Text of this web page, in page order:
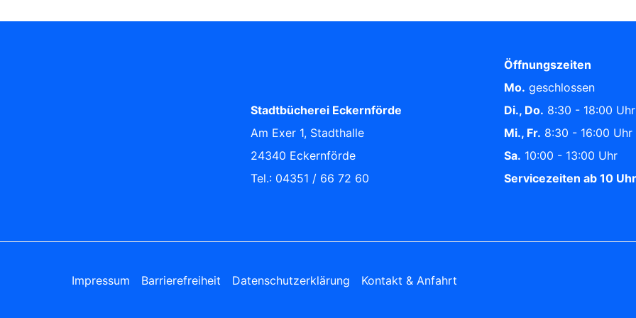
Stadtbücherei Eckernförde
Am Exer 1, Stadthalle
24340 Eckernförde
Tel.: 04351 / 66 72 60
Öffnungszeiten
Mo. geschlossen
Di., Do. 8:30 - 18:00 Uhr
Mi., Fr. 8:30 - 16:00 Uhr
Sa. 10:00 - 13:00 Uhr
Servicezeiten ab 10 Uhr
Impressum Barrierefreiheit Datenschutzerklärung Kontakt & Anfahrt